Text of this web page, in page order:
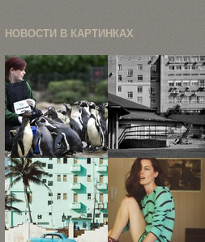
НОВОСТИ В КАРТИНКАХ
Очаровательные
фотографии
животных
Лондонского
зоопарка
Животные,
застрявшие
в зоопарке